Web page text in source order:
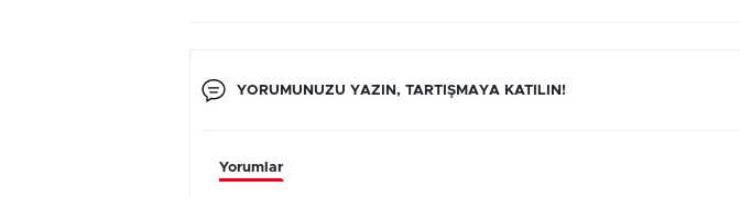
YORUMUNUZU YAZIN, TARTIŞMAYA KATILIN!
Yorumlar